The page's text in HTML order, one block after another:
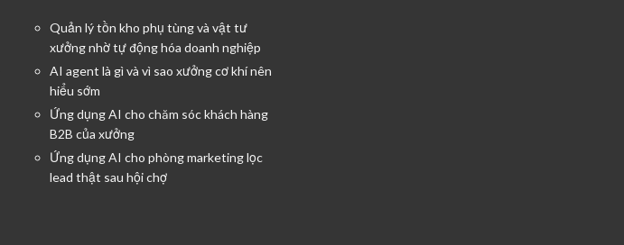
Quản lý tồn kho phụ tùng và vật tư
xưởng nhờ tự động hóa doanh nghiệp
AI agent là gì và vì sao xưởng cơ khí nên
hiểu sớm
Ứng dụng AI cho chăm sóc khách hàng
B2B của xưởng
Ứng dụng AI cho phòng marketing lọc
lead thật sau hội chợ